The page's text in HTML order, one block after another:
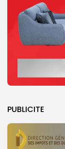
PUBLICITE